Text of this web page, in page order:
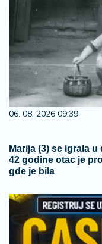
06. 08. 2026 09:39
Marija (3) se igrala
42 godine otac je
gde je bila